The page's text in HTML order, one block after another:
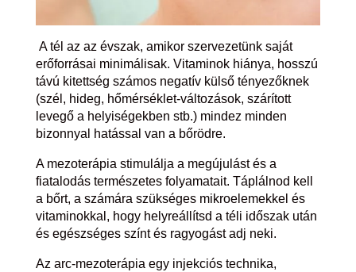
A tél az az évszak, amikor szervezetünk saját
erőforrásai minimálisak. Vitaminok hiánya, hosszú
távú kitettség számos negatív külső tényezőknek
(szél, hideg, hőmérséklet-változások, szárított
levegő a helyiségekben stb.) mindez minden
bizonnyal hatással van a bőrödre.
A mezoterápia stimulálja a megújulást és a
fiatalodás természetes folyamatait. Táplálnod kell
a bőrt, a számára szükséges mikroelemekkel és
vitaminokkal, hogy helyreállítsd a téli időszak után
és egészséges színt és ragyogást adj neki.
Az arc-mezoterápia egy injekciós technika,